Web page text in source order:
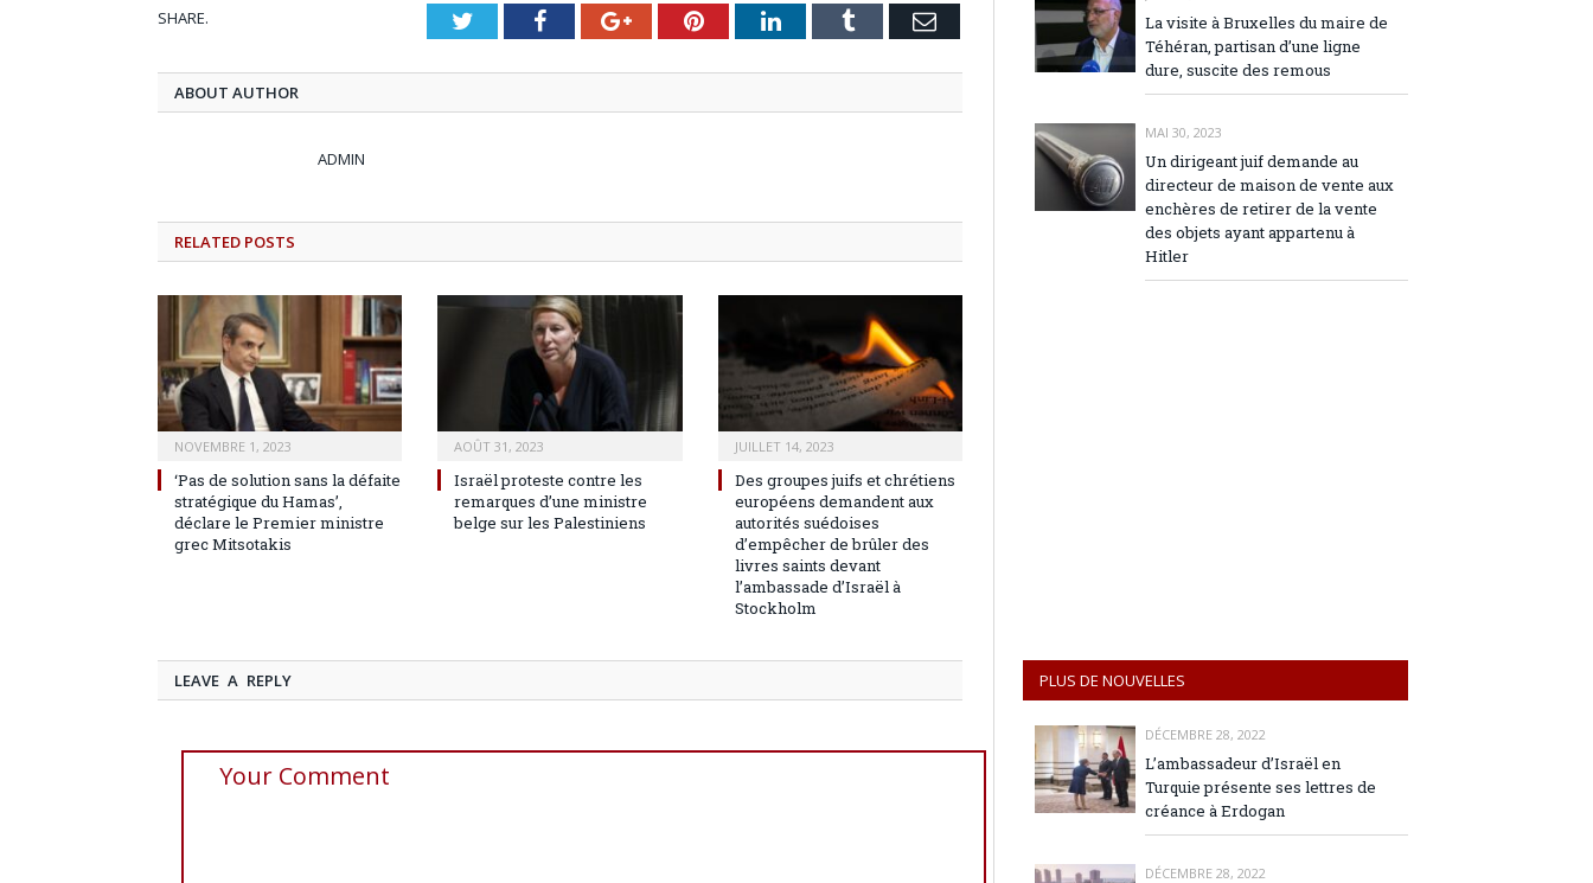
SHARE. TwitterFacebookGoogle+PinterestLinkedInTumblr Email
ABOUT AUTHOR
ADMIN
RELATED POSTS
NOVEMBRE 1, 2023
‘Pas de solution sans la défaite
stratégique du Hamas’,
déclare le Premier ministre
grec Mitsotakis
AOÛT 31, 2023
Israël proteste contre les
remarques d’une ministre
belge sur les Palestiniens
JUILLET 14, 2023
Des groupes juifs et chrétiens
européens demandent aux
autorités suédoises
d’empêcher de brûler des
livres saints devant
l’ambassade d’Israël à
Stockholm
LEAVE A REPLY
La visite à Bruxelles du maire de
Téhéran, partisan d’une ligne
dure, suscite des remous
MAI 30, 2023
Un dirigeant juif demande au
directeur de maison de vente aux
enchères de retirer de la vente
des objets ayant appartenu à
Hitler
PLUS DE NOUVELLES
DÉCEMBRE 28, 2022
L’ambassadeur d’Israël en
Turquie présente ses lettres de
créance à Erdogan
DÉCEMBRE 28, 2022